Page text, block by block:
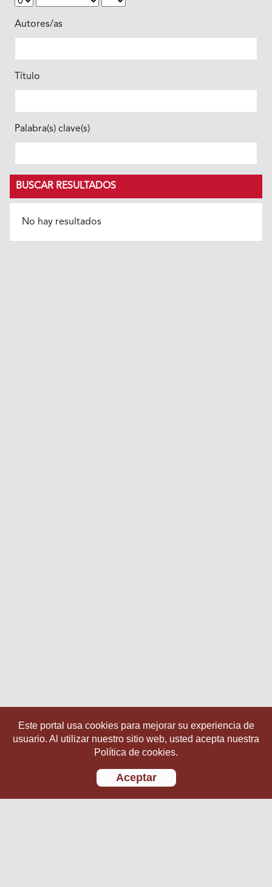
Autores/as
Título
Palabra(s) clave(s)
BUSCAR RESULTADOS
No hay resultados
Este portal usa cookies para mejorar su experiencia de
usuario. Al utilizar nuestro sitio web, usted acepta nuestra
Política de cookies.
Aceptar